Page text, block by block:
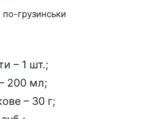
– 1 шт.;
200 мл;
– 30 г;